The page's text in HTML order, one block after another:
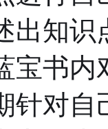
出知
宝书内
针对自